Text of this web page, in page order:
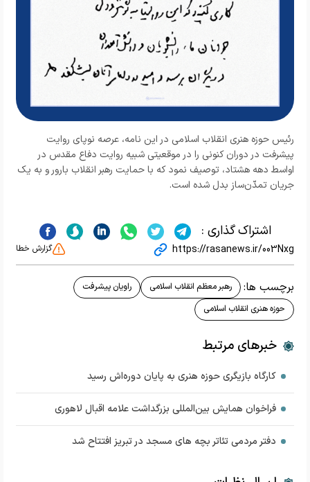
رئیس حوزه هنری انقلاب اسلامی در این نامه، عرصه نوپای روایت
پیشرفت در دوران کنونی را در موقعیتی شبیه روایت دفاع مقدس در
اواسط دهه هشتاد، توصیف نمود که با حمایت رهبر انقلاب بارور و به یک
جریان تمدّن‌ساز بدل شده است.
اشتراک گذاری :
https://rasanews.ir/003Nxg گزارش خطا
برچسب ها: رهبر معظم انقلاب اسلامی
راویان پیشرفت
حوزه هنری انقلاب اسلامی
خبرهای مرتبط
کارگاه بازیگری حوزه هنری به پایان دوره‌اش رسید
فراخوان همایش بین‌المللی بزرگداشت علامه اقبال لاهوری
دفتر مردمی تئاتر بچه های مسجد در تبریز افتتاح شد